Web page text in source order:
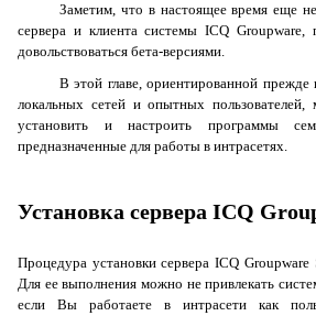
Заметим, что в настоящее время еще
сервера и клиента системы ICQ Groupware,
довольствоваться бета-версиями.
В этой главе, ориентированной прежде
локальных сетей и опытных
установить и настроить программы
предназначенные для работы в интрасетях.
Установка сервера ICQ
Процедура установки сервераICQ Groupware
Для ее выполнения можно не привлекать
если Вы работаете в интрасети как